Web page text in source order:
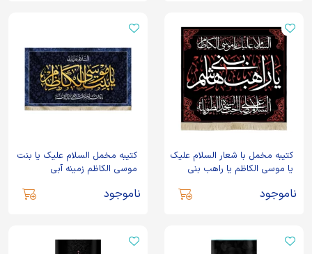
کتیبه مخمل با شعار السلام علیک
یا موسی الکاظم یا راهب بنی
ناموجود
کتیبه مخمل السلام علیک یا بنت
موسی الکاظم زمینه آبی
ناموجود